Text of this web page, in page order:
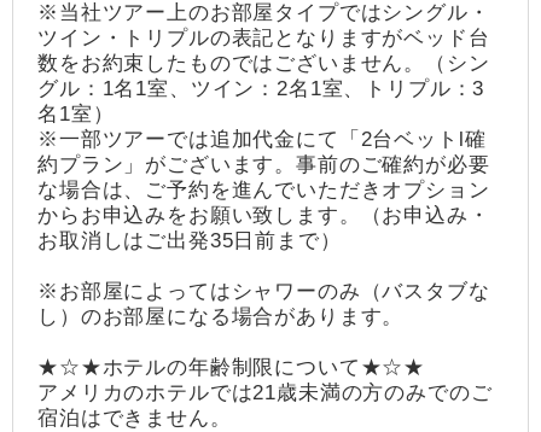
※当社ツアー上のお部屋タイプではシングル・
ツイン・トリプルの表記となりますがベッド台
数をお約束したものではございません。（シン
グル：1名1室、ツイン：2名1室、トリプル：3
名1室）
※一部ツアーでは追加代金にて「2台ベットl確
約プラン」がございます。事前のご確約が必要
な場合は、ご予約を進んでいただきオプション
からお申込みをお願い致します。（お申込み・
お取消しはご出発35日前まで）
※お部屋によってはシャワーのみ（バスタブな
し）のお部屋になる場合があります。
★☆★ホテルの年齢制限について★☆★
アメリカのホテルでは21歳未満の方のみでのご
宿泊はできません。